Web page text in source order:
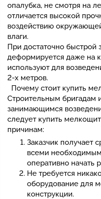
опалубка, не смотря на
отличается высокой
воздействию
влаги.
При достаточно
деформируется даже на
используют для
2-х метров.
Почему стоит купить
Строительным бригадам
занимающимся
следует купить
причинам:
Заказчик получает
всеми
оперативно начать
Не требуется
оборудование для
конструкции.